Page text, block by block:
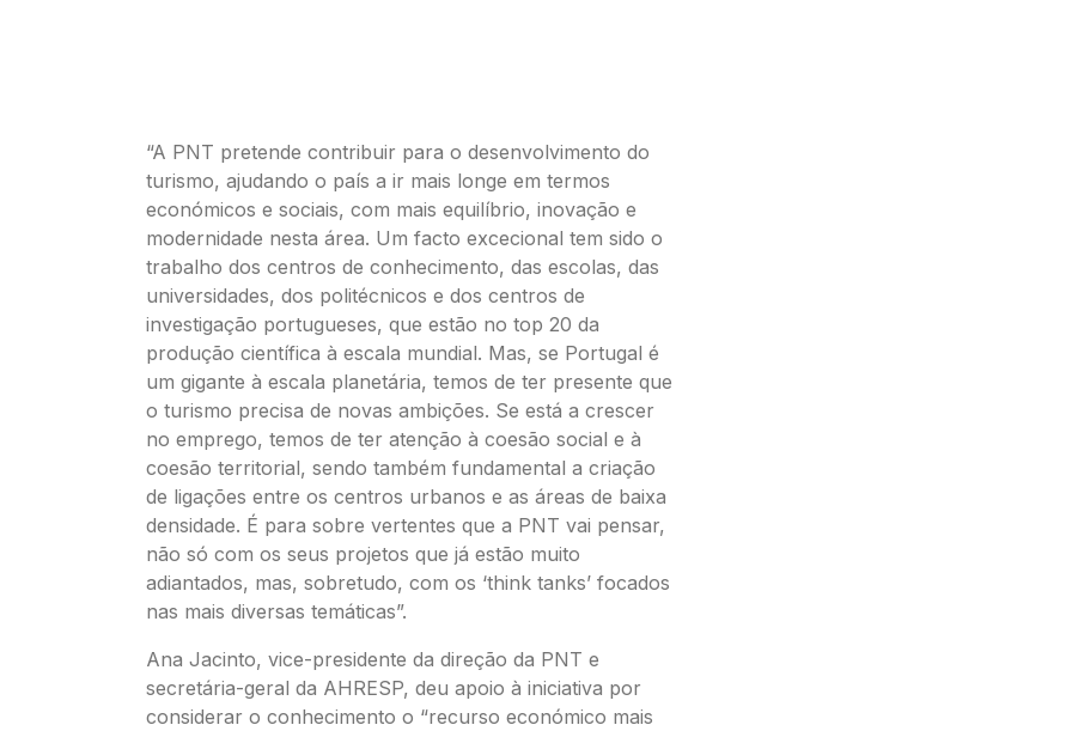
“A PNT pretende contribuir para o desenvolvimento do
turismo, ajudando o país a ir mais longe em termos
económicos e sociais, com mais equilíbrio, inovação e
modernidade nesta área. Um facto excecional tem sido o
trabalho dos centros de conhecimento, das escolas, das
universidades, dos politécnicos e dos centros de
investigação portugueses, que estão no top 20 da
produção científica à escala mundial. Mas, se Portugal é
um gigante à escala planetária, temos de ter presente que
o turismo precisa de novas ambições. Se está a crescer
no emprego, temos de ter atenção à coesão social e à
coesão territorial, sendo também fundamental a criação
de ligações entre os centros urbanos e as áreas de baixa
densidade. É para sobre vertentes que a PNT vai pensar,
não só com os seus projetos que já estão muito
adiantados, mas, sobretudo, com os ‘think tanks’ focados
nas mais diversas temáticas”.
Ana Jacinto, vice-presidente da direção da PNT e
secretária-geral da AHRESP, deu apoio à iniciativa por
considerar o conhecimento o “recurso económico mais